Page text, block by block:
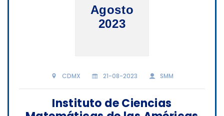
Agosto
2023
CDMX 21-08-2023 SMM
Instituto de Ciencias